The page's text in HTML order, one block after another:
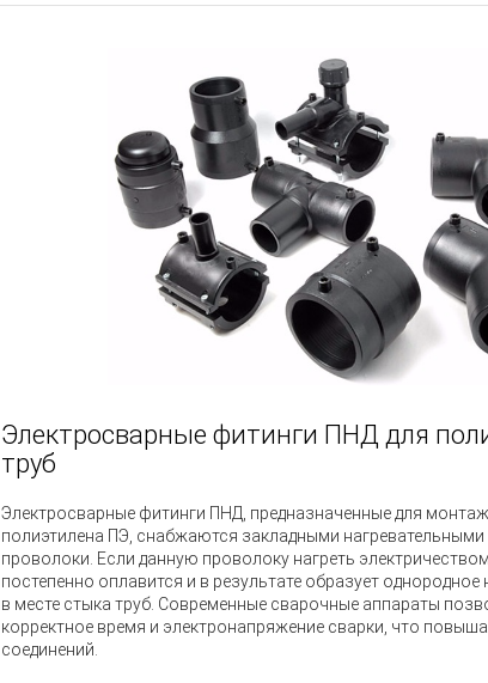
Электросварные фитинги ПНД для
труб
Электросварные фитинги ПНД, предназначенные для
полиэтилена ПЭ, снабжаются закладными
проволоки. Если данную проволоку нагреть
постепенно оплавится и в результате образует
в месте стыка труб. Современные сварочные аппараты
корректное время и электронапряжение сварки, что
соединений.